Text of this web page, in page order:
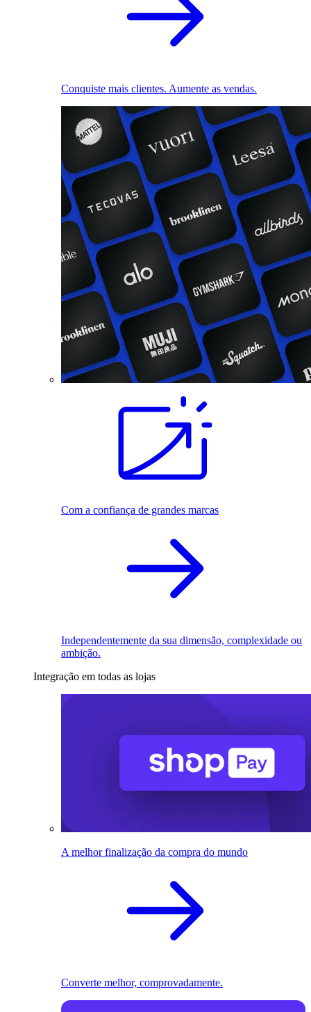
Conquiste mais clientes. Aumente as vendas.
Com a confiança de grandes marcas
Independentemente da sua dimensão, complexidade ou
ambição.
Integração em todas as lojas
A melhor finalização da compra do mundo
Converte melhor, comprovadamente.